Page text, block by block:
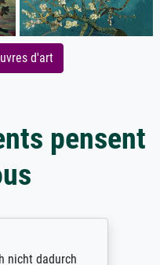
d'art
pensent
nicht dadurch